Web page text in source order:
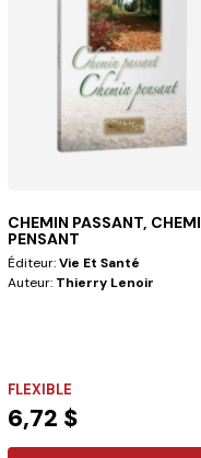
CHEMIN PASSANT,
PENSANT
Éditeur:Vie Et Santé
Auteur: Thierry Lenoir
FLEXIBLE
6,72 $